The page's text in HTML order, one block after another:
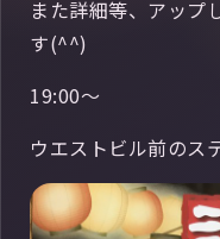
また詳細等、アップ
す(^^)
19:00〜